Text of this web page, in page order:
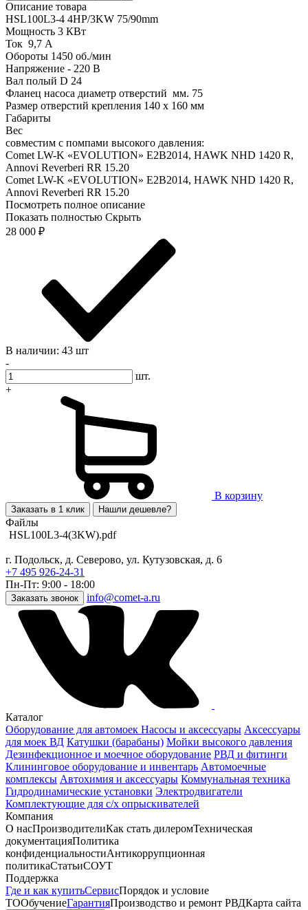
Описание товара
HSL100L3-4 4HP/3KW 75/90mm
Мощность 3 КВт
Ток 9,7 А
Обороты 1450 об./мин
Напряжение - 220 В
Вал полый D 24
Фланец насоса диаметр отверстий мм. 75
Размер отверстий крепления 140 х 160 мм
Габариты
Вес
совместим с помпами высокого давления:
Comet LW-K «EVOLUTION» E2B2014, HAWK NHD 1420 R,
Annovi Reverberi RR 15.20
Comet LW-K «EVOLUTION» E2B2014, HAWK NHD 1420 R,
Annovi Reverberi RR 15.20
Посмотреть полное описание
Показать полностью Скрыть
28 000 ₽
В наличии: 43 шт
-
шт.
+
В корзину
Заказать в 1 клик Нашли дешевле?
Файлы
HSL100L3-4(3KW).pdf
г. Подольск, д. Северово, ул. Кутузовская, д. 6
+7 495 926-24-31
Пн-Пт: 9:00 - 18:00
Заказать звонок info@comet-a.ru
Каталог
Оборудование для автомоек Насосы и аксессуары Аксессуары
для моек ВД Катушки (барабаны) Мойки высокого давления
Дезинфекционное и моечное оборудование РВД и фитинги
Клининговое оборудование и инвентарь Автомоечные
комплексы Автохимия и аксессуары Коммунальная техника
Гидродинамические установки Электродвигатели
Комплектующие для с/х опрыскивателей
Компания
О насПроизводителиКак стать дилеромТехническая
документацияПолитика
конфиденциальностиАнтикоррупционная
политикаСтатьиСОУТ
Поддержка
Где и как купитьСервисПорядок и условие
ТООбучениеГарантияПроизводство и ремонт РВДКарта сайта